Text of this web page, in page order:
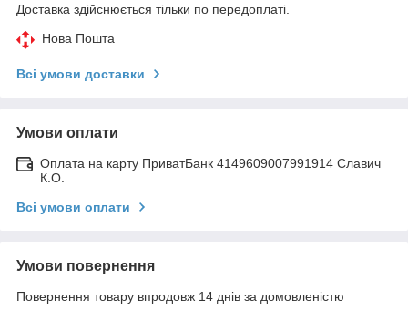
Доставка здійснюється тільки по передоплаті.
Нова Пошта
Всі умови доставки
Умови оплати
Оплата на карту ПриватБанк 4149609007991914 Славич
К.О.
Всі умови оплати
Умови повернення
Повернення товару впродовж 14 днів за домовленістю